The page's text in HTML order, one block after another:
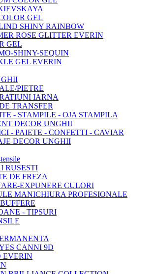
GEL
SHINY RAINBOW
ROSE GLITTER EVERIN
GEL
SHINY-SEQUIN
GEL EVERIN
PIETRE
IARNA
TRANSFER
- STAMPILE - OJA STAMPILA
DECOR UNGHII
- PAIETE - CONFETTI - CAVIAR
DECOR UNGHII
RUSESTI
DE FREZA
EXPUNERE CULORI
MANICHIURA PROFESIONALE
- TIPSURI
CANNI 9D
EVERIN